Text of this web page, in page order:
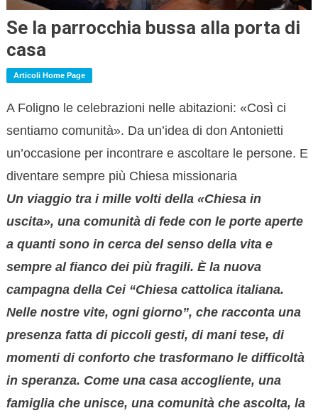
Se la parrocchia bussa alla porta di
casa
Articoli Home Page
A Foligno le celebrazioni nelle abitazioni: «Così ci
sentiamo comunità». Da un’idea di don Antonietti
un’occasione per incontrare e ascoltare le persone. E
diventare sempre più Chiesa missionaria
Un viaggio tra i mille volti della «Chiesa in
uscita», una comunità di fede con le porte aperte
a quanti sono in cerca del senso della vita e
sempre al fianco dei più fragili. È la nuova
campagna della Cei “Chiesa cattolica italiana.
Nelle nostre vite, ogni giorno”, che racconta una
presenza fatta di piccoli gesti, di mani tese, di
momenti di conforto che trasformano le difficoltà
in speranza. Come una casa accogliente, una
famiglia che unisce, una comunità che ascolta, la